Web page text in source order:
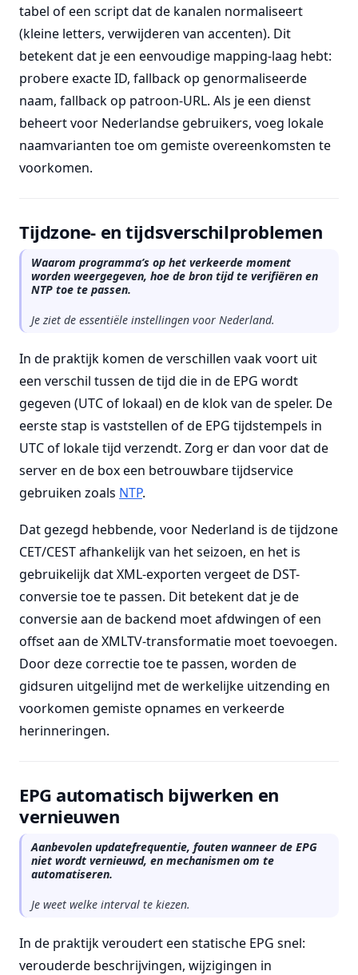
tabel of een script dat de kanalen normaliseert
(kleine letters, verwijderen van accenten). Dit
betekent dat je een eenvoudige mapping-laag hebt:
probere exacte ID, fallback op genormaliseerde
naam, fallback op patroon-URL. Als je een dienst
beheert voor Nederlandse gebruikers, voeg lokale
naamvarianten toe om gemiste overeenkomsten te
voorkomen.
Tijdzone- en tijdsverschilproblemen
Waarom programma’s op het verkeerde moment
worden weergegeven, hoe de bron tijd te verifiëren en
NTP toe te passen.
Je ziet de essentiële instellingen voor Nederland.
In de praktijk komen de verschillen vaak voort uit
een verschil tussen de tijd die in de EPG wordt
gegeven (UTC of lokaal) en de klok van de speler. De
eerste stap is vaststellen of de EPG tijdstempels in
UTC of lokale tijd verzendt. Zorg er dan voor dat de
server en de box een betrouwbare tijdservice
gebruiken zoals NTP.
Dat gezegd hebbende, voor Nederland is de tijdzone
CET/CEST afhankelijk van het seizoen, en het is
gebruikelijk dat XML-exporten vergeet de DST-
conversie toe te passen. Dit betekent dat je de
conversie aan de backend moet afdwingen of een
offset aan de XMLTV-transformatie moet toevoegen.
Door deze correctie toe te passen, worden de
gidsuren uitgelijnd met de werkelijke uitzending en
voorkomen gemiste opnames en verkeerde
herinneringen.
EPG automatisch bijwerken en
vernieuwen
Aanbevolen updatefrequentie, fouten wanneer de EPG
niet wordt vernieuwd, en mechanismen om te
automatiseren.
Je weet welke interval te kiezen.
In de praktijk veroudert een statische EPG snel:
verouderde beschrijvingen, wijzigingen in